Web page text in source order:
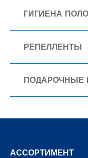
ГИГИЕНА
РЕПЕЛЛЕНТЫ
ПОДАРОЧНЫЕ
АССОРТИМЕНТ